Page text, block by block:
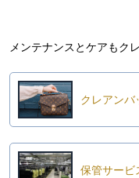
メンテナンスとケアもク
クレアンバ
保管サービ